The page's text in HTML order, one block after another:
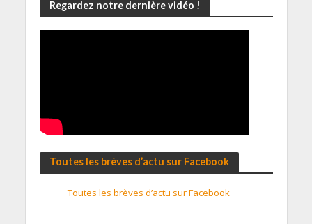
Regardez notre dernière vidéo !
Toutes les brèves d’actu sur Facebook
Toutes les brèves d’actu sur Facebook